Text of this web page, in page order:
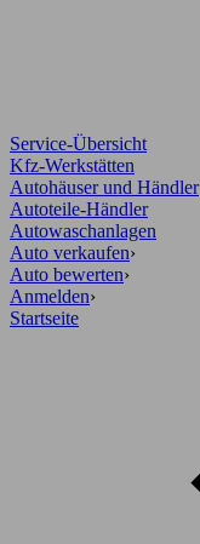
Service-Übersicht
Kfz-Werkstätten
Autohäuser und Händler
Autoteile-Händler
Autowaschanlagen
Auto verkaufen›
Auto bewerten›
Anmelden›
Startseite